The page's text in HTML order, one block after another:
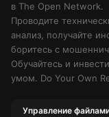
в The Open Network.
Проводите
анализ, получайте
боритесь с
Обучайтесь и
умом. Do Your Own
Управление